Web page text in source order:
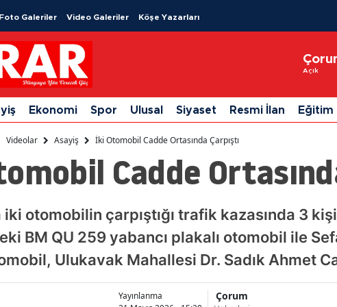
Foto Galeriler Video Galeriler Köşe Yazarları
Açık
Ağrı
Ekonomi Spor Ulusal Siyaset Resmi İlan Eğitim
Videolar Asayiş İki Otomobil Cadde Ortasında Çarpıştı
Cadde
otomobilin çarpıştığı trafik kazasında 3
BM QU 259 yabancı plakalı otomobil ile
Ulukavak Mahallesi Dr. Sadık Ahmet
Yayınlanma
Çorum